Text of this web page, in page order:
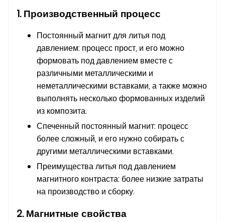
1. Производственный процесс
Постоянный магнит для литья под
давлением: процесс прост, и его можно
формовать под давлением вместе с
различными металлическими и
неметаллическими вставками, а также можно
выполнять несколько формованных изделий
из композита.
Спеченный постоянный магнит: процесс
более сложный, и его нужно собирать с
другими металлическими вставками.
Преимущества литья под давлением
магнитного контраста: более низкие затраты
на производство и сборку.
2. Магнитные свойства